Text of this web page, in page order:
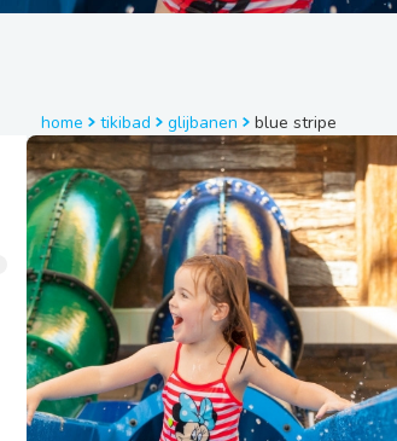
Eten en drinken
Praktische informatie
Plattegrond
home tikibad glijbanen blue stripe